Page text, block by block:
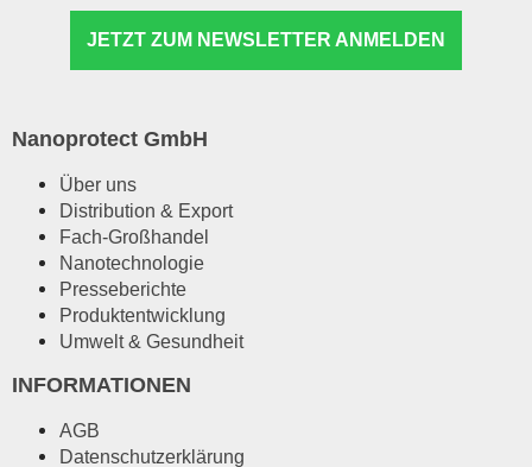
JETZT ZUM NEWSLETTER ANMELDEN
Nanoprotect GmbH
Über uns
Distribution & Export
Fach-Großhandel
Nanotechnologie
Presseberichte
Produktentwicklung
Umwelt & Gesundheit
INFORMATIONEN
AGB
Datenschutzerklärung